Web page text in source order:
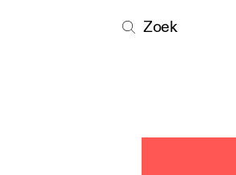
Zoek